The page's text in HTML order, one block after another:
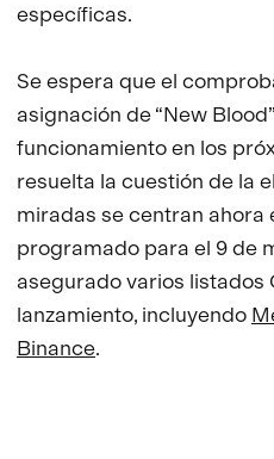
específicas.
Se espera que el
asignación de “New
funcionamiento en los
resuelta la cuestión de la
miradas se centran ahora
programado para el 9 de
asegurado varios listados
lanzamiento, incluyendo
Binance.